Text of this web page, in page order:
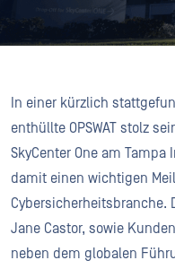
In einer kürzlich
enthüllte OPSWAT stolz
SkyCenter One am
damit einen wichtigen
Cybersicherheitsbranche.
Jane Castor, sowie
neben dem globalen